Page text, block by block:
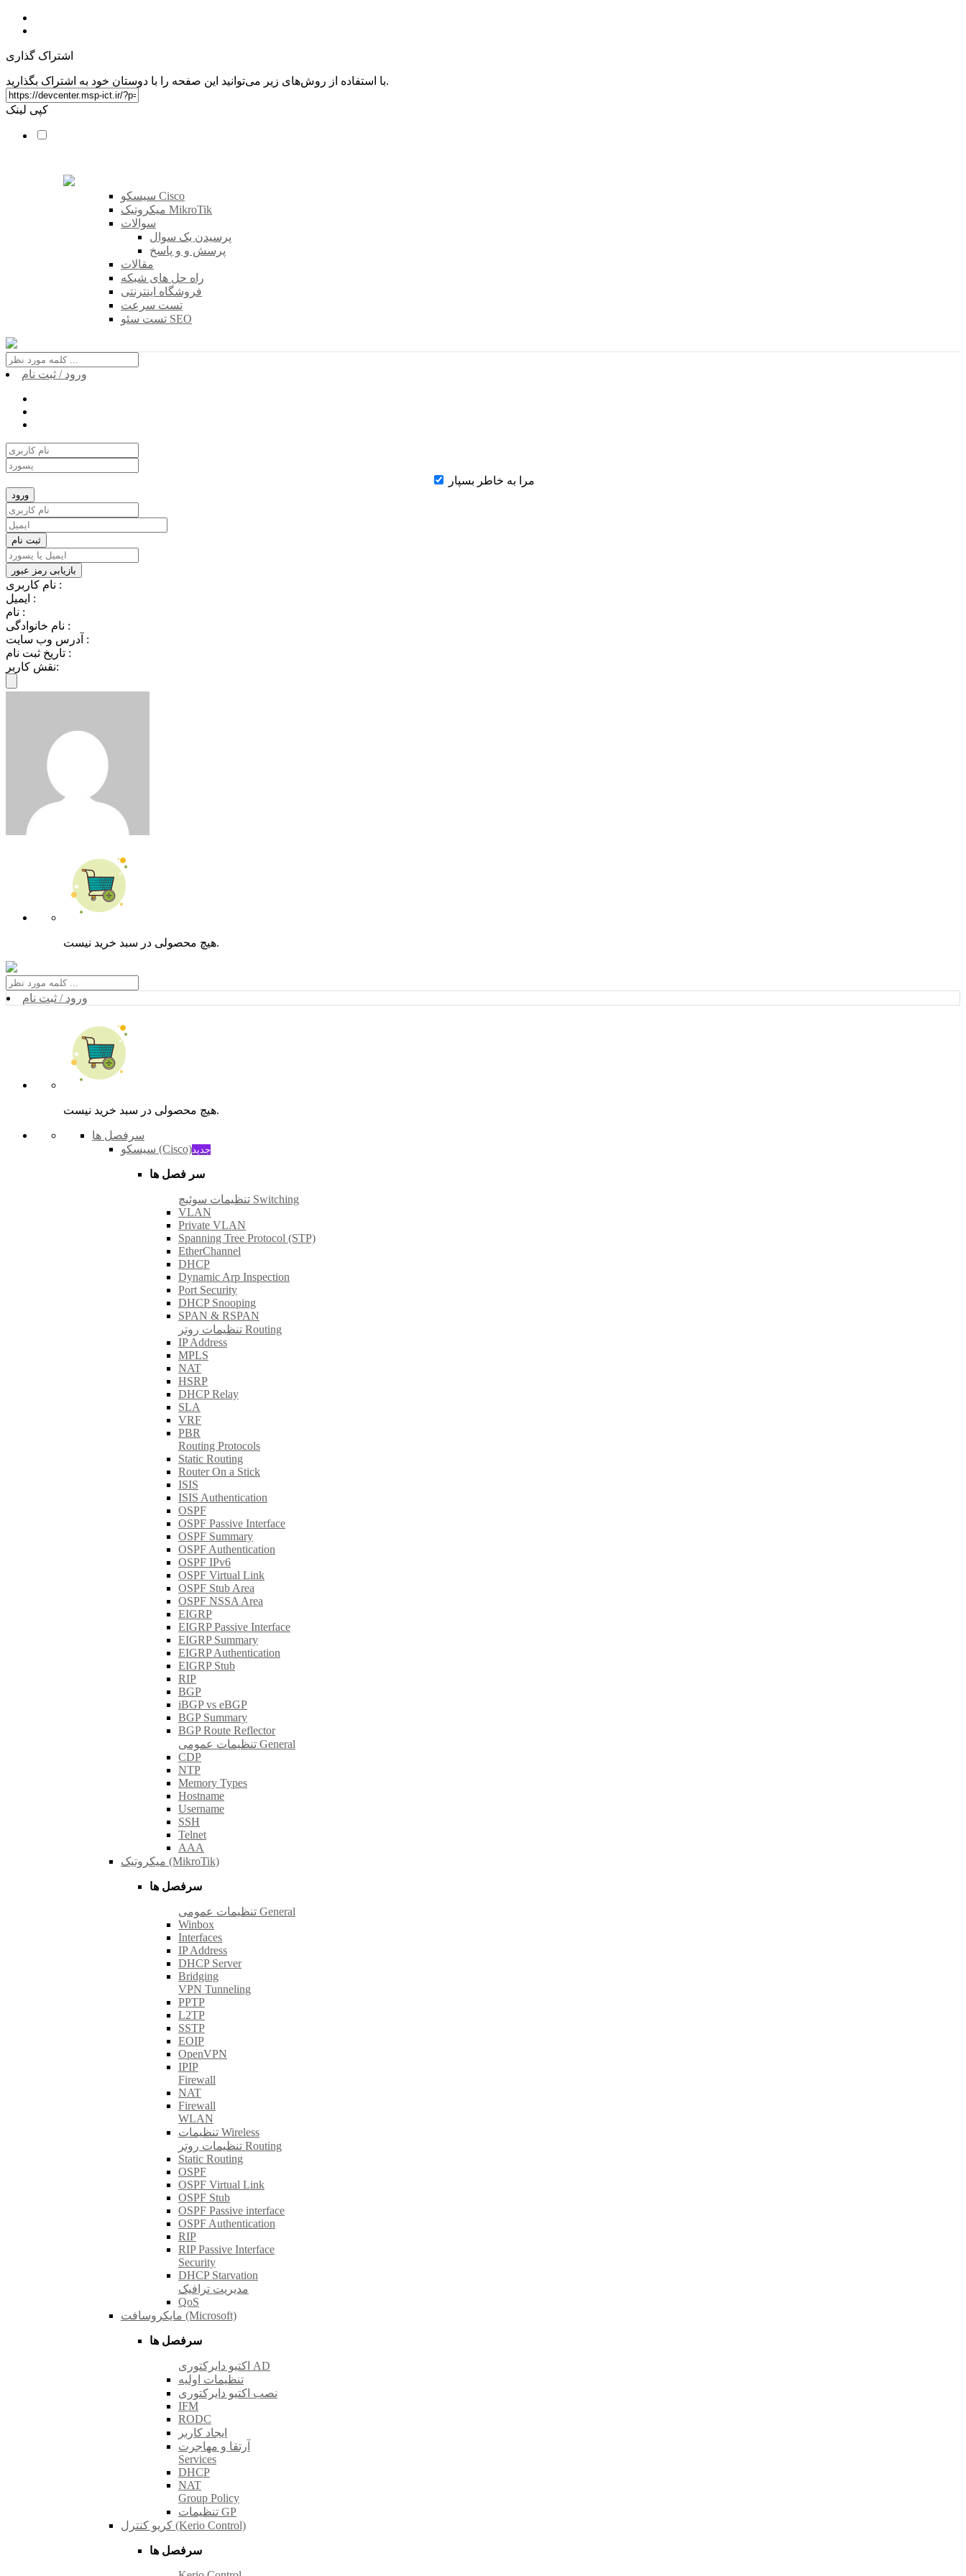
اشتراک گذاری
با استفاده از روش‌های زیر می‌توانید این صفحه را با دوستان خود به اشتراک بگذارید.
کپی لینک
سیسکو Cisco
میکروتیک MikroTik
سوالات
پرسیدن یک سوال
پرسش و و پاسخ
مقالات
راه حل های شبکه
فروشگاه اینترنتی
تست سرعت
تست سئو SEO
ورود / ثبت نام
مرا به خاطر بسپار
نام کاربری :
ایمیل :
نام :
نام خانوادگی :
آدرس وب سایت :
تاریخ ثبت نام :
نقش کاربر:
هیچ محصولی در سبد خرید نیست.
ورود / ثبت نام
هیچ محصولی در سبد خرید نیست.
سرفصل ها
سیسکو (Cisco)جدید
سر فصل ها
تنظیمات سوئیچ Switching
VLAN
Private VLAN
Spanning Tree Protocol (STP)
EtherChannel
DHCP
Dynamic Arp Inspection
Port Security
DHCP Snooping
SPAN & RSPAN
تنظیمات روتر Routing
IP Address
MPLS
NAT
HSRP
DHCP Relay
SLA
VRF
PBR
Routing Protocols
Static Routing
Router On a Stick
ISIS
ISIS Authentication
OSPF
OSPF Passive Interface
OSPF Summary
OSPF Authentication
OSPF IPv6
OSPF Virtual Link
OSPF Stub Area
OSPF NSSA Area
EIGRP
EIGRP Passive Interface
EIGRP Summary
EIGRP Authentication
EIGRP Stub
RIP
BGP
iBGP vs eBGP
BGP Summary
BGP Route Reflector
تنظیمات عمومی General
CDP
NTP
Memory Types
Hostname
Username
SSH
Telnet
AAA
میکروتیک (MikroTik)
سرفصل ها
تنظیمات عمومی General
Winbox
Interfaces
IP Address
DHCP Server
Bridging
VPN Tunneling
PPTP
L2TP
SSTP
EOIP
OpenVPN
IPIP
Firewall
NAT
Firewall
WLAN
تنظیمات Wireless
تنظیمات روتر Routing
Static Routing
OSPF
OSPF Virtual Link
OSPF Stub
OSPF Passive interface
OSPF Authentication
RIP
RIP Passive Interface
Security
DHCP Starvation
مدیریت ترافیک
QoS
مایکروسافت (Microsoft)
سرفصل ها
اکتیو دایرکتوری AD
تنظیمات اولیه
نصب اکتیو دایرکتوری
IFM
RODC
ایجاد کاربر
آرتقا و مهاجرت
Services
DHCP
NAT
Group Policy
تنظیمات GP
کریو کنترل (Kerio Control)
سرفصل ها